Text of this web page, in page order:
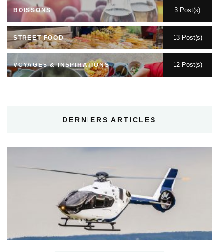
BOISSONS 3 Post(s)
STREET FOOD 13 Post(s)
VOYAGES & INSPIRATIONS 12 Post(s)
DERNIERS ARTICLES